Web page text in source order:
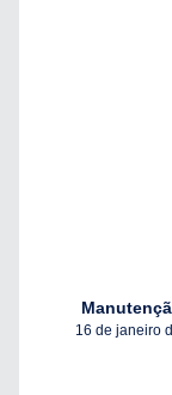
16 de janeiro